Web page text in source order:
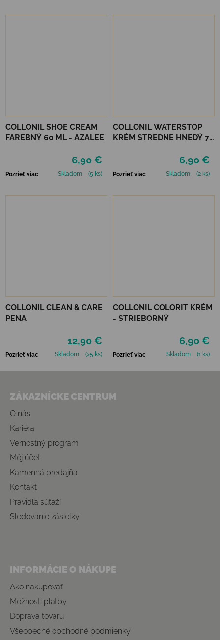
COLLONIL SHOE CREAM
FAREBNÝ 60 ML - AZALEE
6,90 €
Pozrieť viac Skladom (5 ks)
COLLONIL WATERSTOP
KRÉM STREDNE HNEDÝ 75
6,90 €
Pozrieť viac Skladom (2 ks)
COLLONIL CLEAN & CARE
PENA
12,90 €
Pozrieť viac Skladom (>5 ks)
COLLONIL COLORIT KRÉM
- STRIEBORNÝ
6,90 €
Pozrieť viac Skladom (1 ks)
ZÁKAZNÍCKE CENTRUM
O nás
Kariéra
Vernostný program
Môj účet
Kamenná predajňa
Kontakt
Pravidlá súťaží
Sledovanie zásielky
INFORMÁCIE O NÁKUPE
Ako nakupovať
Možnosti platby
Doprava tovaru
Všeobecné obchodné podmienky